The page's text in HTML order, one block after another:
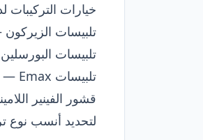
خيارات التركيبات
تلبيسات الزيركون
تلبيسات البورسلين
تلبيسات Emax
—
قشور الفينير
لتحديد أنسب نوع